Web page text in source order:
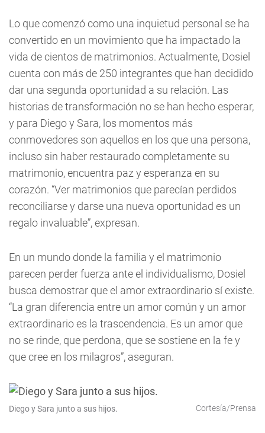
Lo que comenzó como una inquietud personal se ha
convertido en un movimiento que ha impactado la
vida de cientos de matrimonios. Actualmente, Dosiel
cuenta con más de 250 integrantes que han decidido
dar una segunda oportunidad a su relación. Las
historias de transformación no se han hecho esperar,
y para Diego y Sara, los momentos más
conmovedores son aquellos en los que una persona,
incluso sin haber restaurado completamente su
matrimonio, encuentra paz y esperanza en su
corazón. “Ver matrimonios que parecían perdidos
reconciliarse y darse una nueva oportunidad es un
regalo invaluable”, expresan.
En un mundo donde la familia y el matrimonio
parecen perder fuerza ante el individualismo, Dosiel
busca demostrar que el amor extraordinario sí existe.
“La gran diferencia entre un amor común y un amor
extraordinario es la trascendencia. Es un amor que
no se rinde, que perdona, que se sostiene en la fe y
que cree en los milagros”, aseguran.
Diego y Sara junto a sus hijos. Cortesía/Prensa